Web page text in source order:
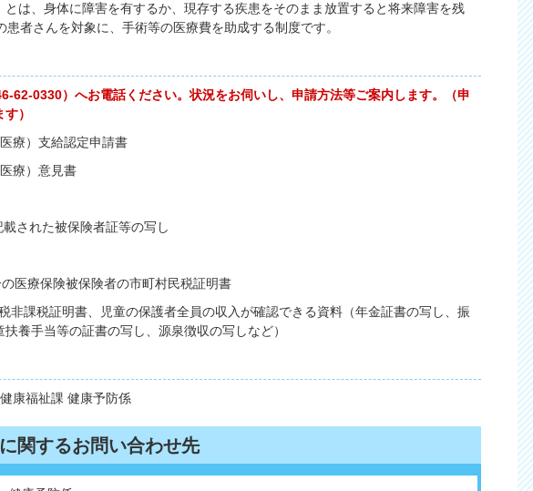
とは、身体に障害を有するか、現存する疾患をそのまま放置すると将来障害を残
者さんを対象に、手術等の医療費を助成する制度です。
62-0330）へお電話ください。状況をお伺いし、申請方法等ご案内します。（申
）
療）支給認定申請書
療）意見書
された被保険者証等の写し
療保険被保険者の市町村民税証明書
課税証明書、児童の保護者全員の収入が確認できる資料（年金証書の写し、振
養手当等の証書の写し、源泉徴収の写しなど）
康福祉課 健康予防係
関するお問い合わせ先